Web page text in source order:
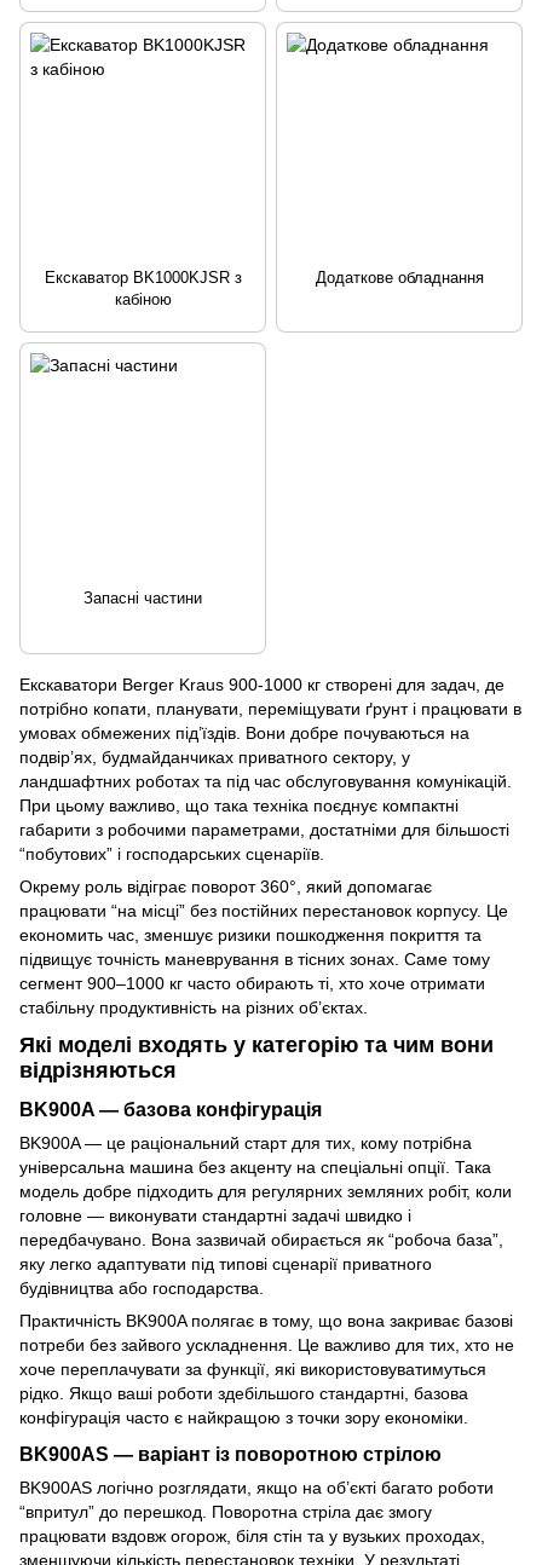
Екскаватори Berger Kraus 900-1000 кг створені для задач, де
потрібно копати, планувати, переміщувати ґрунт і працювати в
умовах обмежених під’їздів. Вони добре почуваються на
подвір’ях, будмайданчиках приватного сектору, у
ландшафтних роботах та під час обслуговування комунікацій.
При цьому важливо, що така техніка поєднує компактні
габарити з робочими параметрами, достатніми для більшості
“побутових” і господарських сценаріїв.
Окрему роль відіграє поворот 360°, який допомагає
працювати “на місці” без постійних перестановок корпусу. Це
економить час, зменшує ризики пошкодження покриття та
підвищує точність маневрування в тісних зонах. Саме тому
сегмент 900–1000 кг часто обирають ті, хто хоче отримати
стабільну продуктивність на різних об’єктах.
Які моделі входять у категорію та чим вони
відрізняються
BK900A — базова конфігурація
BK900A — це раціональний старт для тих, кому потрібна
універсальна машина без акценту на спеціальні опції. Така
модель добре підходить для регулярних земляних робіт, коли
головне — виконувати стандартні задачі швидко і
передбачувано. Вона зазвичай обирається як “робоча база”,
яку легко адаптувати під типові сценарії приватного
будівництва або господарства.
Практичність BK900A полягає в тому, що вона закриває базові
потреби без зайвого ускладнення. Це важливо для тих, хто не
хоче переплачувати за функції, які використовуватимуться
рідко. Якщо ваші роботи здебільшого стандартні, базова
конфігурація часто є найкращою з точки зору економіки.
BK900AS — варіант із поворотною стрілою
BK900AS логічно розглядати, якщо на об’єкті багато роботи
“впритул” до перешкод. Поворотна стріла дає змогу
працювати вздовж огорож, біля стін та у вузьких проходах,
зменшуючи кількість перестановок техніки. У результаті
Екскаватор BK1000KJSR з
кабіною
Додаткове обладнання
Запасні частини